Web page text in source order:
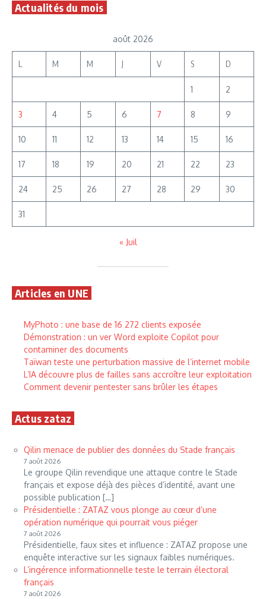
Actualités du mois
août 2026
L M M J V S D
1 2
3 4 5 6 7 8 9
10 11 12 13 14 15 16
17 18 19 20 21 22 23
24 25 26 27 28 29 30
31
« Juil
Articles en UNE
MyPhoto : une base de 16 272 clients exposée
Démonstration : un ver Word exploite Copilot pour
contaminer des documents
Taïwan teste une perturbation massive de l’internet mobile
L’IA découvre plus de failles sans accroître leur exploitation
Comment devenir pentester sans brûler les étapes
Actus zataz
Qilin menace de publier des données du Stade français
7 août 2026
Le groupe Qilin revendique une attaque contre le Stade
français et expose déjà des pièces d’identité, avant une
possible publication […]
Présidentielle : ZATAZ vous plonge au cœur d’une
opération numérique qui pourrait vous piéger
7 août 2026
Présidentielle, faux sites et influence : ZATAZ propose une
enquête interactive sur les signaux faibles numériques.
L’ingérence informationnelle teste le terrain électoral
français
7 août 2026